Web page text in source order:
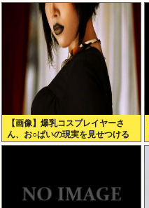
【画像】爆乳コスプレイヤーさ
ん、お○ぱいの現実を見せつける
ｗｗｗ